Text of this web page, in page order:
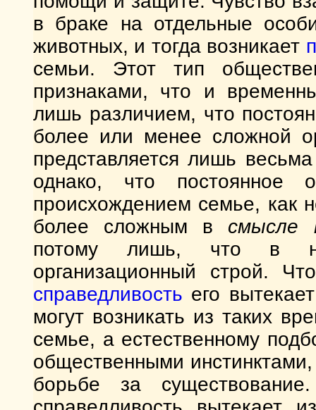
в браке на отдельные
животных, и тогда возникает
семьи. Этот тип
признаками, что и
лишь различием, что
более или менее сложной
представляется лишь
однако, что постоянное
происхождением семье, как
более сложным в смысле
потому лишь, что в
организационный строй.
справедливость его
могут возникать из таких
семье, а естественному
общественными
борьбе за